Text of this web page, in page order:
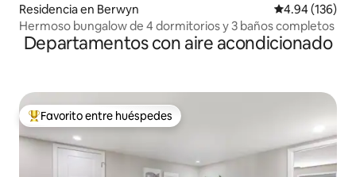
Residencia en Berwyn Calificación
4.94 (136)
Hermoso bungalow de 4 dormitorios y 3 baños completos
Departamentos con aire acondicionado
De los mejores en Favorito entre huéspedes
Favorito entre huéspedes